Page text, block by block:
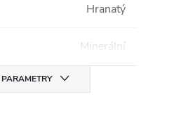
Hranatý
Minerální